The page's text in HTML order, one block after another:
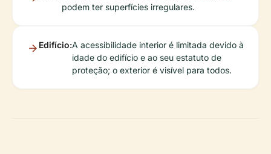
podem ter superfícies irregulares.
Edifício:A acessibilidade interior é limitada devido à
idade do edifício e ao seu estatuto de
proteção; o exterior é visível para todos.